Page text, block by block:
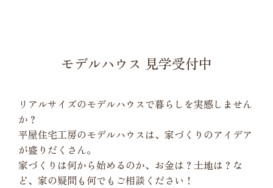
モデルハウス 見学受付中
リアルサイズのモデルハウスで暮らしを実感しません
か？
平屋住宅工房のモデルハウスは、家づくりのアイデア
が盛りだくさん。
家づくりは何から始めるのか、お金は？土地は？な
ど、家の疑問も何でもご相談ください！